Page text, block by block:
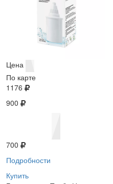
Цена
По карте
1176
900
700
Подробности
Купить